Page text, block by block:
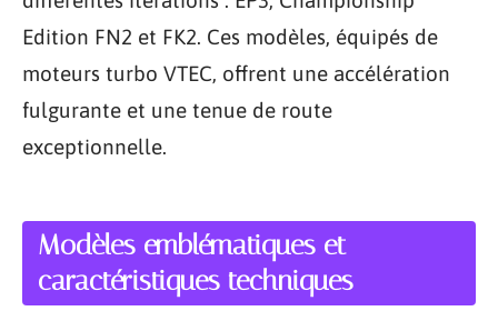
Edition FN2 et FK2. Ces modèles, équipés de
moteurs turbo VTEC, offrent une accélération
fulgurante et une tenue de route
exceptionnelle.
Modèles emblématiques et
caractéristiques techniques